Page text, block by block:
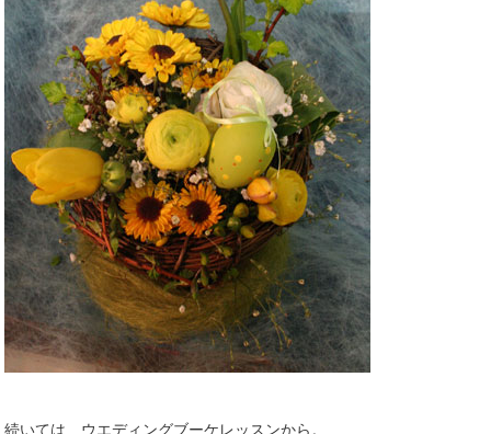
続いては ウエディングブーケレッスンから。